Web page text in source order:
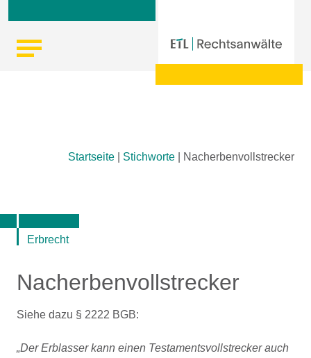
Startseite Stichworte Nacherbenvollstrecker
Erbrecht
Nacherbenvollstrecker
Siehe dazu § 2222 BGB:
„Der Erblasser kann einen Testamentsvollstrecker auch